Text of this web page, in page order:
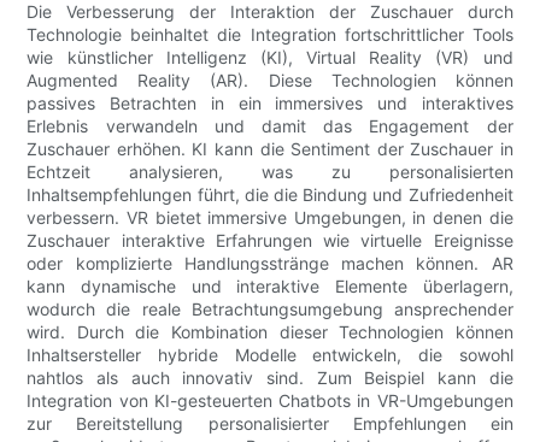
Die Verbesserung der Interaktion der Zuschauer durch
Technologie beinhaltet die Integration fortschrittlicher Tools
wie künstlicher Intelligenz (KI), Virtual Reality (VR) und
Augmented Reality (AR). Diese Technologien können
passives Betrachten in ein immersives und interaktives
Erlebnis verwandeln und damit das Engagement der
Zuschauer erhöhen. KI kann die Sentiment der Zuschauer in
Echtzeit analysieren, was zu personalisierten
Inhaltsempfehlungen führt, die die Bindung und Zufriedenheit
verbessern. VR bietet immersive Umgebungen, in denen die
Zuschauer interaktive Erfahrungen wie virtuelle Ereignisse
oder komplizierte Handlungsstränge machen können. AR
kann dynamische und interaktive Elemente überlagern,
wodurch die reale Betrachtungsumgebung ansprechender
wird. Durch die Kombination dieser Technologien können
Inhaltsersteller hybride Modelle entwickeln, die sowohl
nahtlos als auch innovativ sind. Zum Beispiel kann die
Integration von KI-gesteuerten Chatbots in VR-Umgebungen
zur Bereitstellung personalisierter Empfehlungen ein